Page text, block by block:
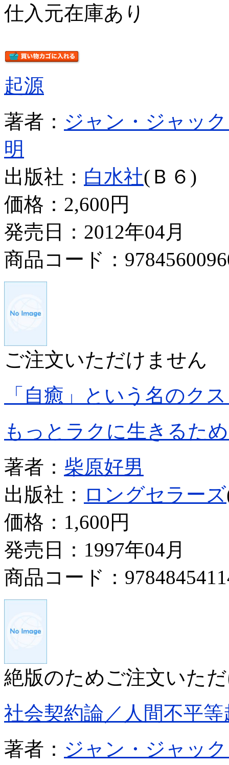
仕入元在庫あり
起源
著者： ジャン・ジャッ
明
出版社： 白水社(Ｂ６)
価格： 2,600円
発売日：2012年04月
商品コード：
ご注文いただけません
「自癒」という名のク
もっとラクに生きるた
著者： 柴原好男
出版社： ロングセラーズ
価格： 1,600円
発売日：1997年04月
商品コード：
絶版のためご注文いた
社会契約論／人間不平等
著者： ジャン・ジャッ